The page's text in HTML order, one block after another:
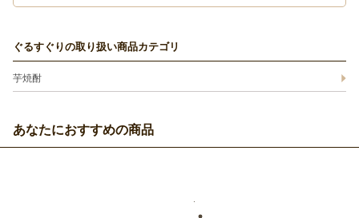
ぐるすぐりの取り扱い商品カテゴリ
芋焼酎
あなたにおすすめの商品